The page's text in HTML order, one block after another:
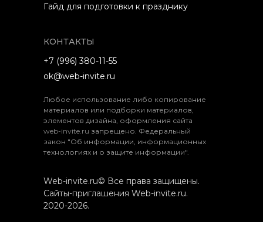
Любое использование либо копирование
материалов или подборки материалов,
элементов дизайна, оформления сайта
web-invite.ru запрещено. Федеральный
закон "Об информации, информационных
технологиях и о защите информации".
Web-invite.ru© Все права защищены.
Сайты-приглашения Web-invite.ru.
2020-2026.
+7 (996) 380-11-55
Гайд для подготовки к празднику
ok@web-invite.ru
КОНТАКТЫ